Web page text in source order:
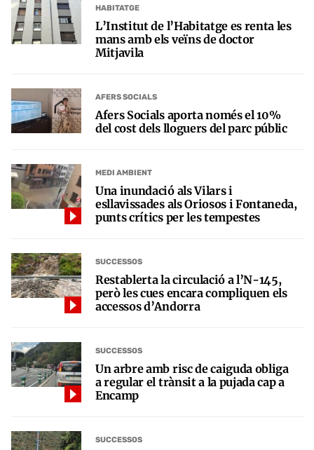
HABITATGE
L’Institut de l’Habitatge es renta les
mans amb els veïns de doctor
Mitjavila
AFERS SOCIALS
Afers Socials aporta només el 10%
del cost dels lloguers del parc públic
MEDI AMBIENT
Una inundació als Vilars i
esllavissades als Oriosos i Fontaneda,
punts crítics per les tempestes
SUCCESSOS
Restablerta la circulació a l’N-145,
però les cues encara compliquen els
accessos d’Andorra
SUCCESSOS
Un arbre amb risc de caiguda obliga
a regular el trànsit a la pujada cap a
Encamp
SUCCESSOS